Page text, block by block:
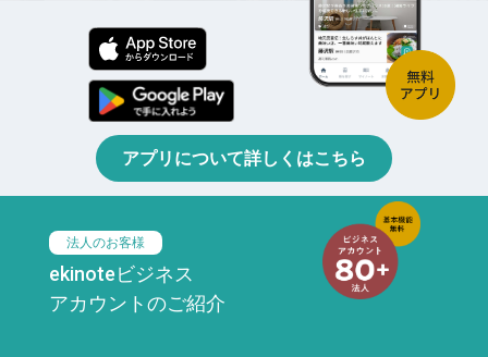
アプリについて詳しくはこちら
法人のお客様
ekinoteビジネス
アカウントのご紹介